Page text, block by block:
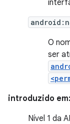
O
ser
introduzido em:
Nível 1 da